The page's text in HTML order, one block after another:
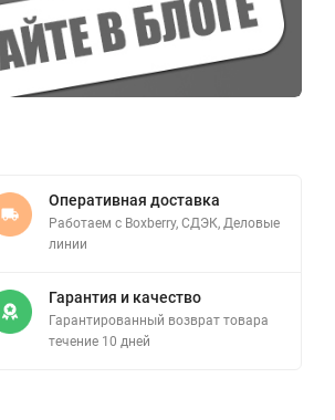
Оперативная доставка
Работаем с Boxberry, СДЭК, Деловые
линии
Гарантия и качество
Гарантированный возврат товара
течение 10 дней